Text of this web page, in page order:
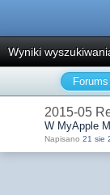
Wyniki
Forums
2015-05
W MyApple
Napisano 21 sie